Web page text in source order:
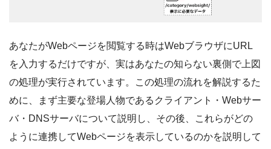
あなたがWebページを閲覧する時はWebブラウザにURL
を入力するだけですが、実はあなたの知らない裏側で上図
の処理が実行されています。この処理の流れを解説するた
めに、まず主要な登場人物であるクライアント・Webサー
バ・DNSサーバについて説明し、その後、これらがどの
ように連携してWebページを表示しているのかを説明して